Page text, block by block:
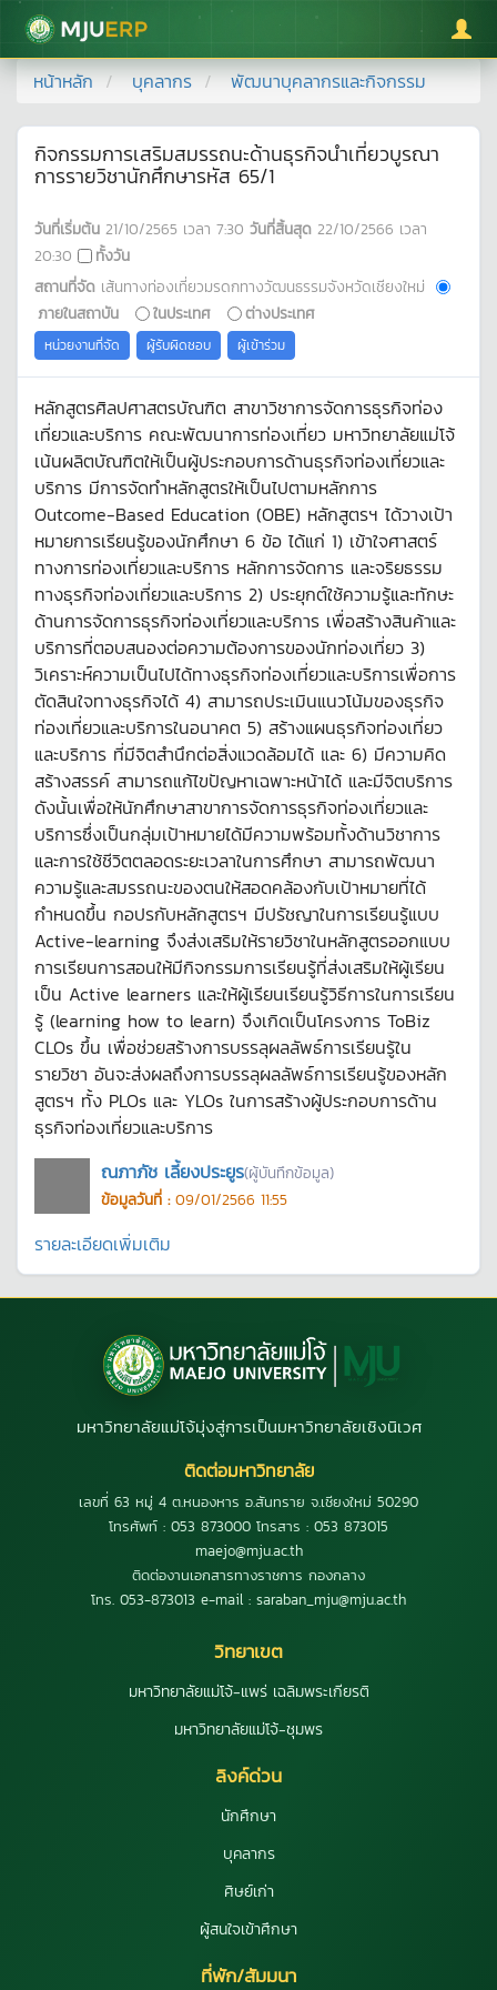
มหาวิทยาลัยแม่โจ้
หน้าหลัก บุคลากร พัฒนาบุคลากรและกิจกรรม
กิจกรรมการเสริมสมรรถนะด้านธุรกิจนำเที่ยวบูรณา
การรายวิชานักศึกษารหัส 65/1
วันที่เริ่มต้น 21/10/2565 เวลา 7:30 วันที่สิ้นสุด 22/10/2566 เวลา
20:30
ทั้งวัน
สถานที่จัด เส้นทางท่องเที่ยวมรดกทางวัฒนธรรมจังหวัดเชียงใหม่
ภายในสถาบัน
ในประเทศ ต่างประเทศ
หน่วยงานที่จัด ผู้รับผิดชอบ ผู้เข้าร่วม
หลักสูตรศิลปศาสตรบัณฑิต สาขาวิชาการจัดการธุรกิจท่อง
เที่ยวและบริการ คณะพัฒนาการท่องเที่ยว มหาวิทยาลัยแม่โจ้
เน้นผลิตบัณฑิตให้เป็นผู้ประกอบการด้านธุรกิจท่องเที่ยวและ
บริการ มีการจัดทำหลักสูตรให้เป็นไปตามหลักการ
Outcome-Based Education (OBE) หลักสูตรฯ ได้วางเป้า
หมายการเรียนรู้ของนักศึกษา 6 ข้อ ได้แก่ 1) เข้าใจศาสตร์
ทางการท่องเที่ยวและบริการ หลักการจัดการ และจริยธรรม
ทางธุรกิจท่องเที่ยวและบริการ 2) ประยุกต์ใช้ความรู้และทักษะ
ด้านการจัดการธุรกิจท่องเที่ยวและบริการ เพื่อสร้างสินค้าและ
บริการที่ตอบสนองต่อความต้องการของนักท่องเที่ยว 3)
วิเคราะห์ความเป็นไปได้ทางธุรกิจท่องเที่ยวและบริการเพื่อการ
ตัดสินใจทางธุรกิจได้ 4) สามารถประเมินแนวโน้มของธุรกิจ
ท่องเที่ยวและบริการในอนาคต 5) สร้างแผนธุรกิจท่องเที่ยว
และบริการ ที่มีจิตสำนึกต่อสิ่งแวดล้อมได้ และ 6) มีความคิด
สร้างสรรค์ สามารถแก้ไขปัญหาเฉพาะหน้าได้ และมีจิตบริการ
ดังนั้นเพื่อให้นักศึกษาสาขาการจัดการธุรกิจท่องเที่ยวและ
บริการซึ่งเป็นกลุ่มเป้าหมายได้มีความพร้อมทั้งด้านวิชาการ
และการใช้ชีวิตตลอดระยะเวลาในการศึกษา สามารถพัฒนา
ความรู้และสมรรถนะของตนให้สอดคล้องกับเป้าหมายที่ได้
กำหนดขึ้น กอปรกับหลักสูตรฯ มีปรัชญาในการเรียนรู้แบบ
Active-learning จึงส่งเสริมให้รายวิชาในหลักสูตรออกแบบ
การเรียนการสอนให้มีกิจกรรมการเรียนรู้ที่ส่งเสริมให้ผู้เรียน
เป็น Active learners และให้ผู้เรียนเรียนรู้วิธีการในการเรียน
รู้ (learning how to learn) จึงเกิดเป็นโครงการ ToBiz
CLOs ขึ้น เพื่อช่วยสร้างการบรรลุผลลัพธ์การเรียนรู้ใน
รายวิชา อันจะส่งผลถึงการบรรลุผลลัพธ์การเรียนรู้ของหลัก
สูตรฯ ทั้ง PLOs และ YLOs ในการสร้างผู้ประกอบการด้าน
ธุรกิจท่องเที่ยวและบริการ
ณภาภัช เลี้ยงประยูร(ผู้บันทึกข้อมูล)
ข้อมูลวันที่ : 09/01/2566 11:55
รายละเอียดเพิ่มเติม
มหาวิทยาลัยแม่โจ้มุ่งสู่การเป็นมหาวิทยาลัยเชิงนิเวศ
ติดต่อมหาวิทยาลัย
เลขที่ 63 หมู่ 4 ต.หนองหาร อ.สันทราย จ.เชียงใหม่ 50290
โทรศัพท์ : 053 873000 โทรสาร : 053 873015
maejo@mju.ac.th
ติดต่องานเอกสารทางราชการ กองกลาง
โทร. 053-873013 e-mail : saraban_mju@mju.ac.th
วิทยาเขต
มหาวิทยาลัยแม่โจ้-แพร่ เฉลิมพระเกียรติ
มหาวิทยาลัยแม่โจ้-ชุมพร
ลิงค์ด่วน
นักศึกษา
บุคลากร
ศิษย์เก่า
ผู้สนใจเข้าศึกษา
ที่พัก/สัมมนา